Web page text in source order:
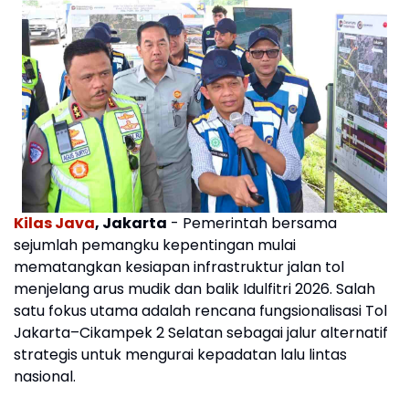
Kilas Java, Jakarta - Pemerintah bersama
sejumlah pemangku kepentingan mulai
mematangkan kesiapan infrastruktur jalan tol
menjelang arus mudik dan balik Idulfitri 2026. Salah
satu fokus utama adalah rencana fungsionalisasi Tol
Jakarta–Cikampek 2 Selatan sebagai jalur alternatif
strategis untuk mengurai kepadatan lalu lintas
nasional.